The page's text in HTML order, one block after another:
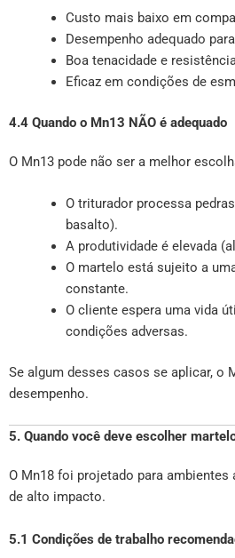
Custo mais baixo em
Desempenho adequado
Boa tenacidade e
Eficaz em condições de
4.4 Quando o Mn13 NÃO é adequado
O Mn13 pode não ser a melhor
O triturador processa
basalto).
A produtividade é elevada
O martelo está sujeito a
constante.
O cliente espera uma vida
condições adversas.
Se algum desses casos se aplicar, o
desempenho.
5. Quando você deve escolher
O Mn18 foi projetado para
de alto impacto.
5.1 Condições de trabalho